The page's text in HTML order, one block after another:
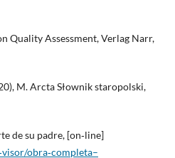
Quality Assessment, Verlag Narr,
M. Arcta Słownik staropolski,
de su padre, [on‑line]
obra‑completa–